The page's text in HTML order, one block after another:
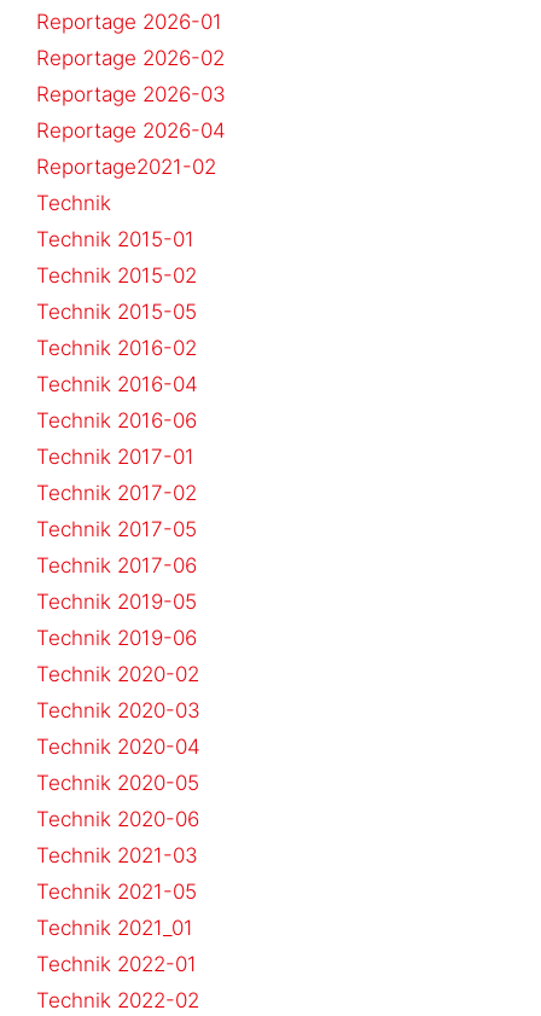
Reportage 2026-01
Reportage 2026-02
Reportage 2026-03
Reportage 2026-04
Reportage2021-02
Technik
Technik 2015-01
Technik 2015-02
Technik 2015-05
Technik 2016-02
Technik 2016-04
Technik 2016-06
Technik 2017-01
Technik 2017-02
Technik 2017-05
Technik 2017-06
Technik 2019-05
Technik 2019-06
Technik 2020-02
Technik 2020-03
Technik 2020-04
Technik 2020-05
Technik 2020-06
Technik 2021-03
Technik 2021-05
Technik 2021_01
Technik 2022-01
Technik 2022-02